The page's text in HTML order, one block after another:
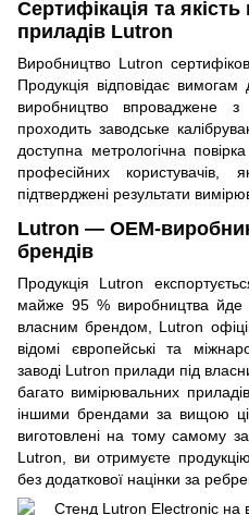
Сертифікація та
приладів Lutron
Виробництво Lutron
Продукція відповідає
виробництво впроваджене
проходить заводське
доступна метрологічна
професійних користувачів,
підтверджені результати
Lutron — OEM-
брендів
Продукція Lutron
майже 95 % виробництва йде
власним брендом, Lutron
відомі європейські та
заводі Lutron прилади під
багато вимірювальних
іншими брендами за вищою
виготовлені на тому самому
Lutron, ви отримуєте
без додаткової націнки за